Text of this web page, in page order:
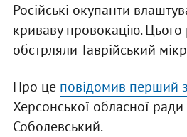
Російські окупанти
криваву провокацію. Цього
обстрляли Таврійський
Про це повідомив перший
Херсонської обласної
Соболевський.